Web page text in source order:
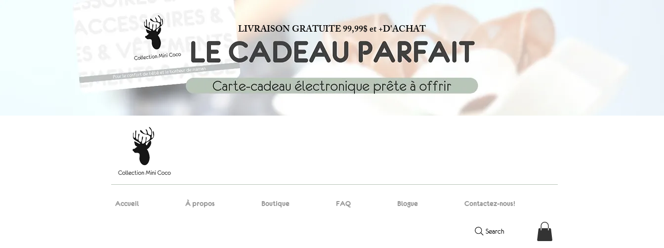
LIVRAISON GRATUITE 99,99$ et +D'ACHAT
Accueil À propos Boutique FAQ Blogue Contactez-nous!
Search